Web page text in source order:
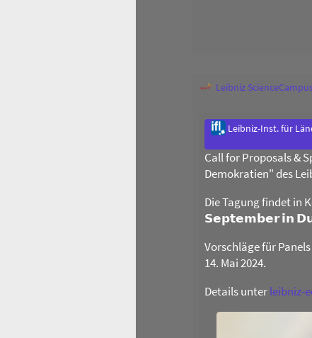
Leibniz
Leibniz-Inst. für
Call for Proposals &
Demokratien" des
Die Tagung findet in
𝗦𝗲𝗽𝘁𝗲𝗺𝗯𝗲𝗿 𝗶𝗻
Vorschläge für
14. Mai 2024.
Details unterleibniz-